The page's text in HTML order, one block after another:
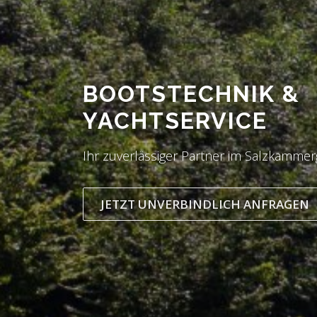
BOOTSTECHNIK &
YACHTSERVICE
Ihr zuverlässiger Partner im
JETZT UNVERBINDLICH ANFRAGEN